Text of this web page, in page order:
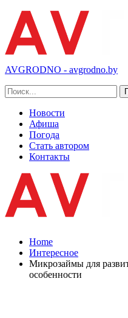
AVGRODNO - avgrodno.by
Новости
Афиша
Погода
Стать автором
Контакты
Home
Интересное
Микрозаймы для
особенности